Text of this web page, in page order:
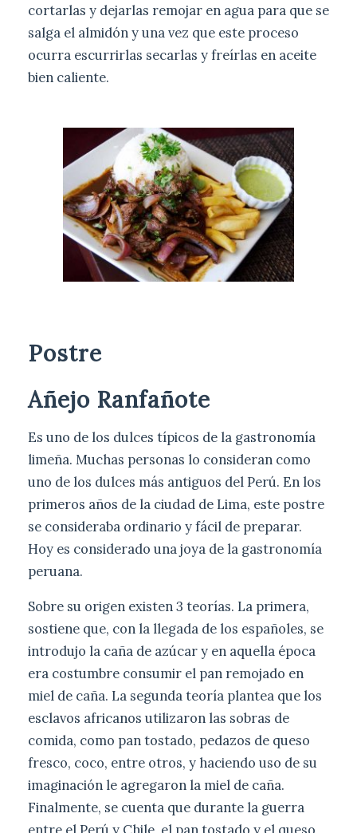
cortarlas y dejarlas remojar en agua para que se
salga el almidón y una vez que este proceso
ocurra escurrirlas secarlas y freírlas en aceite
bien caliente.
Postre
Añejo Ranfañote
Es uno de los dulces típicos de la gastronomía
limeña. Muchas personas lo consideran como
uno de los dulces más antiguos del Perú. En los
primeros años de la ciudad de Lima, este postre
se consideraba ordinario y fácil de preparar.
Hoy es considerado una joya de la gastronomía
peruana.
Sobre su origen existen 3 teorías. La primera,
sostiene que, con la llegada de los españoles, se
introdujo la caña de azúcar y en aquella época
era costumbre consumir el pan remojado en
miel de caña. La segunda teoría plantea que los
esclavos africanos utilizaron las sobras de
comida, como pan tostado, pedazos de queso
fresco, coco, entre otros, y haciendo uso de su
imaginación le agregaron la miel de caña.
Finalmente, se cuenta que durante la guerra